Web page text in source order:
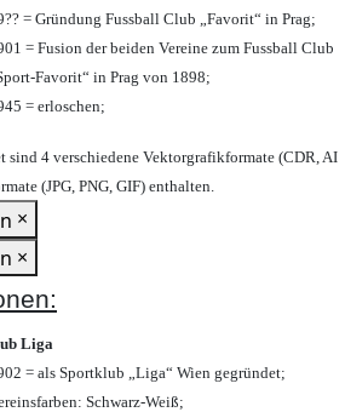
= Gründung Fussball Club „Favorit“ in Prag;
= Fusion der beiden Vereine zum Fussball Club
Favorit“ in Prag von 1898;
= erloschen;
sind 4 verschiedene Vektorgrafikformate (CDR, AI
(JPG, PNG, GIF) enthalten.
×
×
Liga
= als Sportklub „Liga“ Wien gegründet;
Schwarz-Weiß;